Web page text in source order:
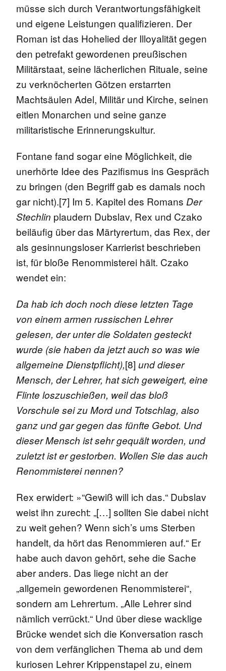
müsse sich durch Verantwortungsfähigkeit
und eigene Leistungen qualifizieren. Der
Roman ist das Hohelied der Illoyalität gegen
den petrefakt gewordenen preußischen
Militärstaat, seine lächerlichen Rituale, seine
zu verknöcherten Götzen erstarrten
Machtsäulen Adel, Militär und Kirche, seinen
eitlen Monarchen und seine ganze
militaristische Erinnerungskultur.
Fontane fand sogar eine Möglichkeit, die
unerhörte Idee des Pazifismus ins Gespräch
zu bringen (den Begriff gab es damals noch
gar nicht).[7] Im 5. Kapitel des Romans Der
Stechlin plaudern Dubslav, Rex und Czako
beiläufig über das Märtyrertum, das Rex, der
als gesinnungsloser Karrierist beschrieben
ist, für bloße Renommisterei hält. Czako
wendet ein:
Da hab ich doch noch diese letzten Tage
von einem armen russischen Lehrer
gelesen, der unter die Soldaten gesteckt
wurde (sie haben da jetzt auch so was wie
allgemeine Dienstpflicht),[8] und dieser
Mensch, der Lehrer, hat sich geweigert, eine
Flinte loszuschießen, weil das bloß
Vorschule sei zu Mord und Totschlag, also
ganz und gar gegen das fünfte Gebot. Und
dieser Mensch ist sehr gequält worden, und
zuletzt ist er gestorben. Wollen Sie das auch
Renommisterei nennen?
Rex erwidert: »“Gewiß will ich das.“ Dubslav
weist ihn zurecht: „[…] sollten Sie dabei nicht
zu weit gehen? Wenn sich’s ums Sterben
handelt, da hört das Renommieren auf.“ Er
habe auch davon gehört, sehe die Sache
aber anders. Das liege nicht an der
„allgemein gewordenen Renommisterei“,
sondern am Lehrertum. „Alle Lehrer sind
nämlich verrückt.“ Und über diese wacklige
Brücke wendet sich die Konversation rasch
von dem verfänglichen Thema ab und dem
kuriosen Lehrer Krippenstapel zu, einem